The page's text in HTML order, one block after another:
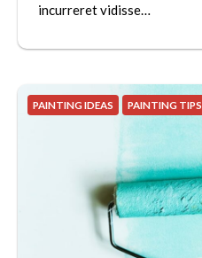
incurreret vidisse…
PAINTING IDEAS PAINTING TIPS